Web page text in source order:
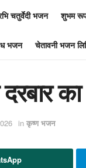
चतुर्वेदी भजन शुभम
भजन चेतावनी भजन
का
in कृष्ण भजन